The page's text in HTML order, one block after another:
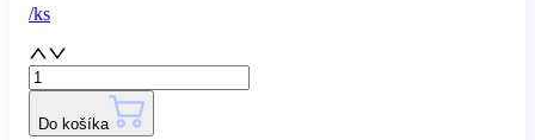
/ks
Do košíka